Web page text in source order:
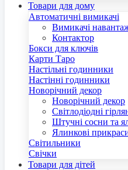
Товари для дому
Автоматичні вимикачі
Вимикачі
Контактор
Бокси для ключів
Карти Таро
Настільні годинники
Настінні годинники
Новорічний декор
Новорічний декор
Світлодіодні
Штучні сосни та
Ялинкові
Світильники
Свічки
Товари для дітей